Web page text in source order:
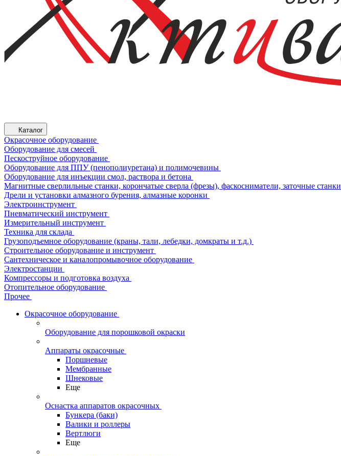
Каталог
Окрасочное оборудование
Оборудование для смесей
Пескоструйное оборудование
Оборудование для ППУ (пенополиуретана) и полимочевины
Оборудование для инъекции смол, раствора и бетона
Магнитные сверлильные станки, корончатые сверла (фрезы), фаскосниматели, заточные станки
Дрели и установки алмазного бурения, алмазные коронки
Электроинструмент
Пневматический инструмент
Измерительный инструмент
Техника для склада
Грузоподъемное оборудование (краны, тали, лебедки, домкраты и т.д.)
Строительное оборудование и инструмент
Сантехническое и каналопромывочное оборудование
Электростанции
Компрессоры и подготовка воздуха
Отопительное оборудование
Прочее
Окрасочное оборудование
Оборудование для порошковой окраски
Аппараты окрасочные
Поршневые
Мембранные
Шнековые
Еще
Оснастка аппаратов окрасочных
Бункера (баки)
Валики и роллеры
Вертлюги
Еще